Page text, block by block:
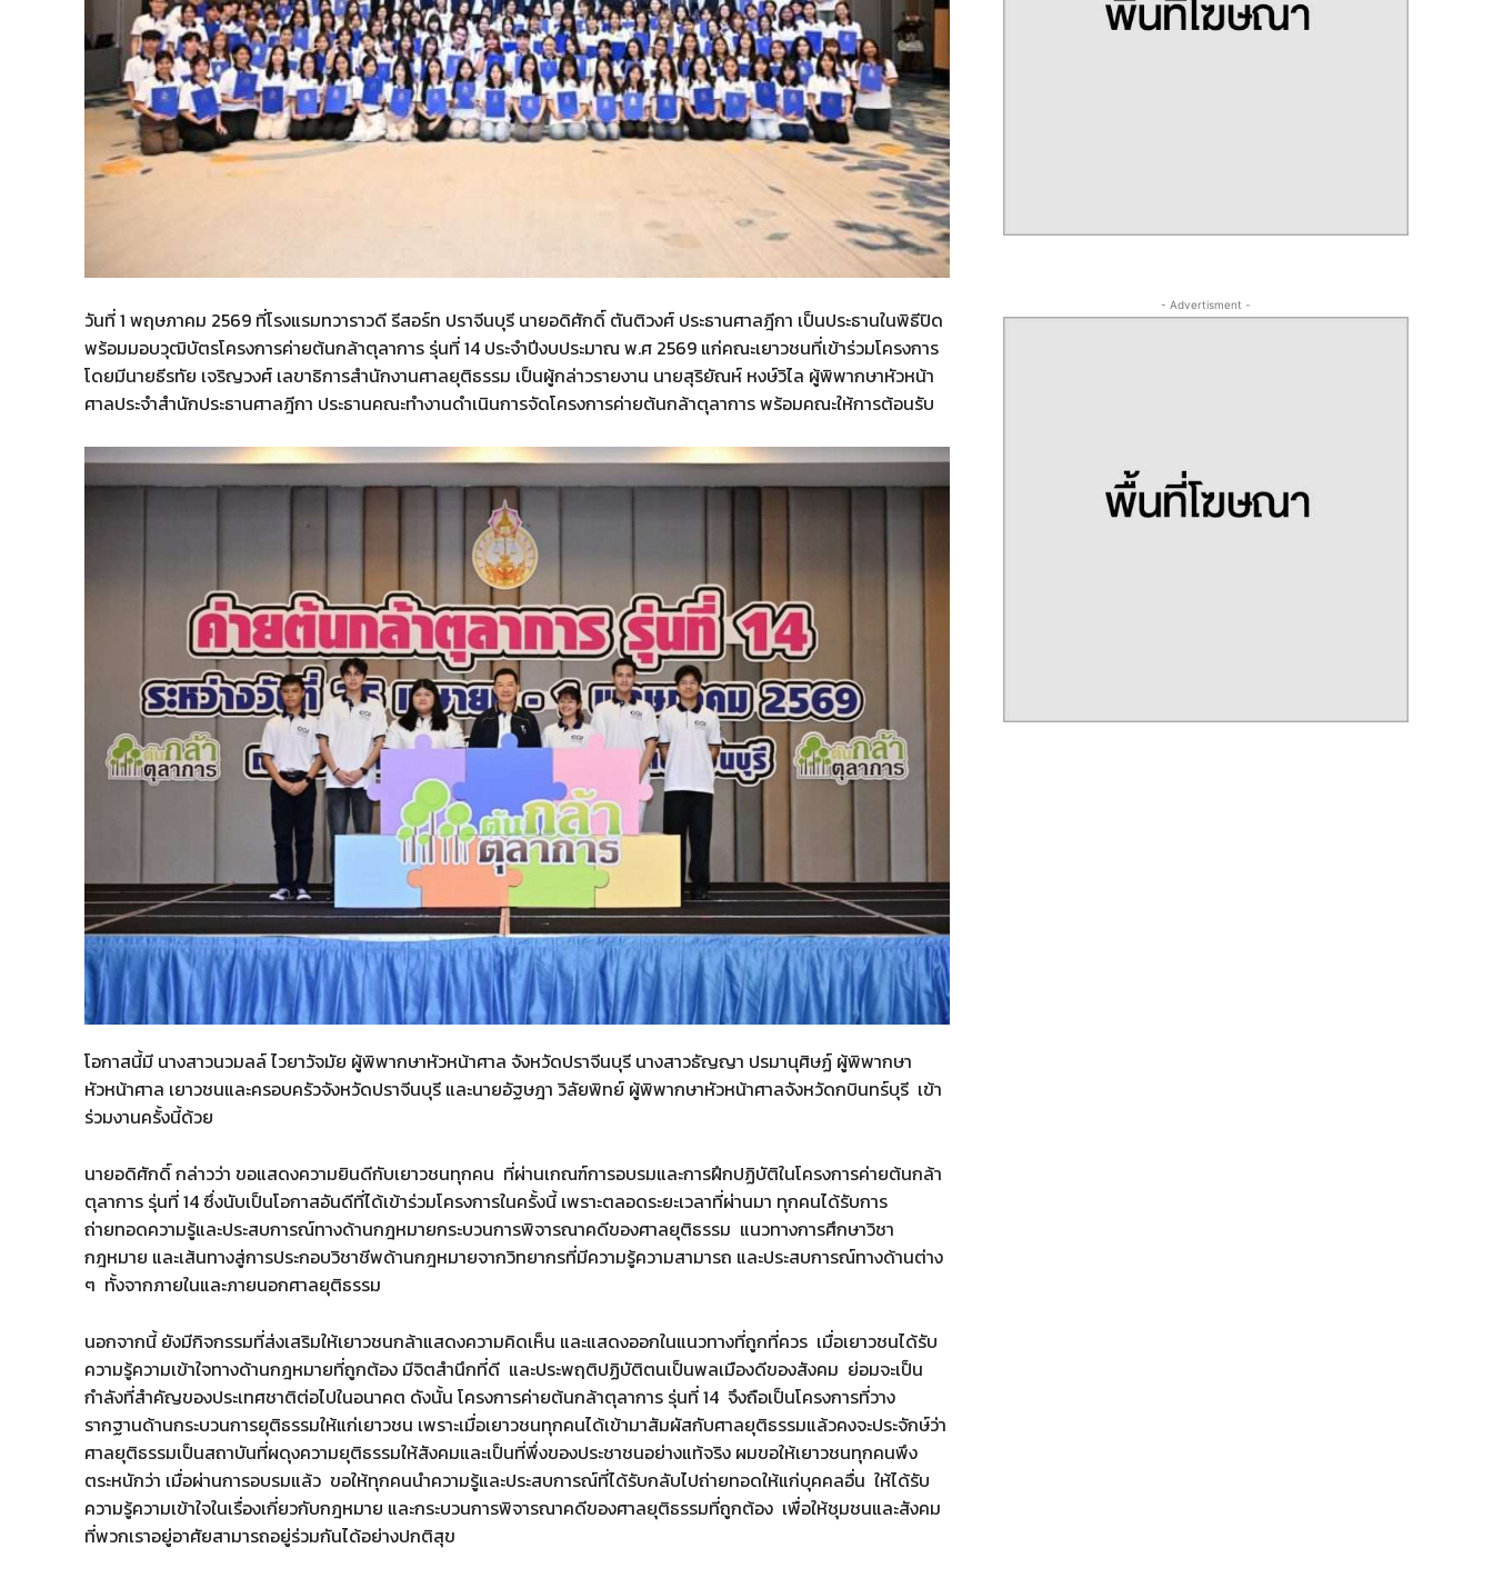
วันที่ 1 พฤษภาคม 2569 ที่โรงแรมทวาราวดี รีสอร์ท ปราจีนบุรี นายอดิศักดิ์ ตันติวงศ์ ประธานศาลฎีกา เป็นประธานในพิธีปิด
พร้อมมอบวุฒิบัตรโครงการค่ายต้นกล้าตุลาการ รุ่นที่ 14 ประจำปีงบประมาณ พ.ศ 2569 แก่คณะเยาวชนที่เข้าร่วมโครงการ
โดยมีนายธีรทัย เจริญวงศ์ เลขาธิการสำนักงานศาลยุติธรรม เป็นผู้กล่าวรายงาน นายสุริยัณห์ หงษ์วิไล ผู้พิพากษาหัวหน้า
ศาลประจำสำนักประธานศาลฎีกา ประธานคณะทำงานดำเนินการจัดโครงการค่ายต้นกล้าตุลาการ พร้อมคณะให้การต้อนรับ
โอกาสนี้มี นางสาวนวมลล์ ไวยาวัจมัย ผู้พิพากษาหัวหน้าศาล จังหวัดปราจีนบุรี นางสาวธัญญา ปรมานุศิษฏ์ ผู้พิพากษา
หัวหน้าศาล เยาวชนและครอบครัวจังหวัดปราจีนบุรี และนายอัฐษฎา วิลัยพิทย์ ผู้พิพากษาหัวหน้าศาลจังหวัดกบินทร์บุรี เข้า
ร่วมงานครั้งนี้ด้วย
นายอดิศักดิ์ กล่าวว่า ขอแสดงความยินดีกับเยาวชนทุกคน ที่ผ่านเกณฑ์การอบรมและการฝึกปฏิบัติในโครงการค่ายต้นกล้า
ตุลาการ รุ่นที่ 14 ซึ่งนับเป็นโอกาสอันดีที่ได้เข้าร่วมโครงการในครั้งนี้ เพราะตลอดระยะเวลาที่ผ่านมา ทุกคนได้รับการ
ถ่ายทอดความรู้และประสบการณ์ทางด้านกฎหมายกระบวนการพิจารณาคดีของศาลยุติธรรม แนวทางการศึกษาวิชา
กฎหมาย และเส้นทางสู่การประกอบวิชาชีพด้านกฎหมายจากวิทยากรที่มีความรู้ความสามารถ และประสบการณ์ทางด้านต่าง
ๆ ทั้งจากภายในและภายนอกศาลยุติธรรม
นอกจากนี้ ยังมีกิจกรรมที่ส่งเสริมให้เยาวชนกล้าแสดงความคิดเห็น และแสดงออกในแนวทางที่ถูกที่ควร เมื่อเยาวชนได้รับ
ความรู้ความเข้าใจทางด้านกฎหมายที่ถูกต้อง มีจิตสำนึกที่ดี และประพฤติปฏิบัติตนเป็นพลเมืองดีของสังคม ย่อมจะเป็น
กำลังที่สำคัญของประเทศชาติต่อไปในอนาคต ดังนั้น โครงการค่ายต้นกล้าตุลาการ รุ่นที่ 14 จึงถือเป็นโครงการที่วาง
รากฐานด้านกระบวนการยุติธรรมให้แก่เยาวชน เพราะเมื่อเยาวชนทุกคนได้เข้ามาสัมผัสกับศาลยุติธรรมแล้วคงจะประจักษ์ว่า
ศาลยุติธรรมเป็นสถาบันที่ผดุงความยุติธรรมให้สังคมและเป็นที่พึ่งของประชาชนอย่างแท้จริง ผมขอให้เยาวชนทุกคนพึง
ตระหนักว่า เมื่อผ่านการอบรมแล้ว ขอให้ทุกคนนำความรู้และประสบการณ์ที่ได้รับกลับไปถ่ายทอดให้แก่บุคคลอื่น ให้ได้รับ
ความรู้ความเข้าใจในเรื่องเกี่ยวกับกฎหมาย และกระบวนการพิจารณาคดีของศาลยุติธรรมที่ถูกต้อง เพื่อให้ชุมชนและสังคม
ที่พวกเราอยู่อาศัยสามารถอยู่ร่วมกันได้อย่างปกติสุข
- Advertisment -